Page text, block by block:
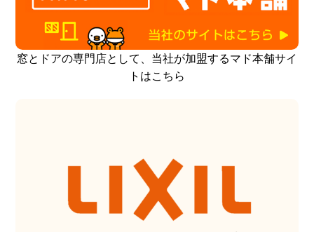
窓とドアの専門店として、当社が加盟するマド本舗サイ
トはこちら